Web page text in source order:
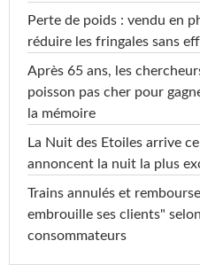
Perte de poids : vendu en
réduire les fringales sans
Après 65 ans, les
poisson pas cher pour
la mémoire
La Nuit des Etoiles arrive
annoncent la nuit la plus
Trains annulés et
embrouille ses clients"
consommateurs